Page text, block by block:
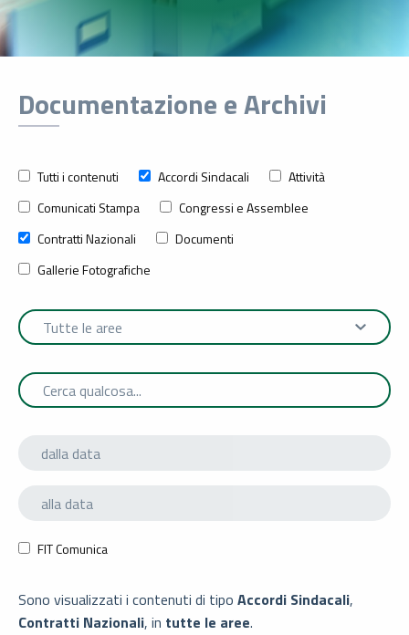
Documentazione e Archivi
Tutti i contenuti Accordi Sindacali
Attività
Comunicati Stampa
Congressi e Assemblee
Contratti Nazionali
Documenti
Gallerie Fotografiche
FIT Comunica
Sono visualizzati i contenuti di tipo Accordi Sindacali,
Contratti Nazionali, in tutte le aree.